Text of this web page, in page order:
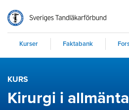
Kurser Faktabank
KURS
Kirurgi i